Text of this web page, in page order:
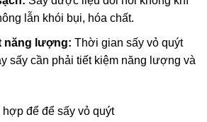
lẫn khói bụi, hóa chất.
năng lượng: Thời gian sấy vỏ quýt
sấy cần phải tiết kiệm năng lượng và